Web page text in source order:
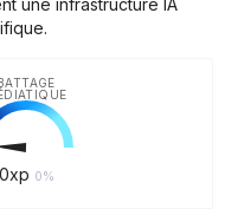
une infrastructure IA
0xp 0%